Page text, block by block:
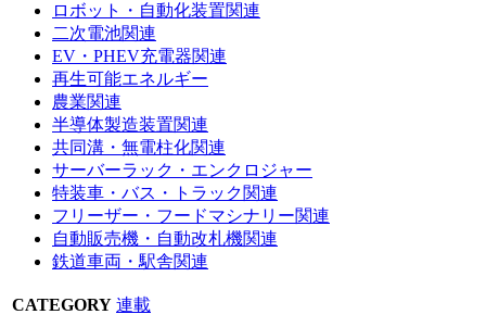
ロボット・自動化装置関連
二次電池関連
EV・PHEV充電器関連
再生可能エネルギー
農業関連
半導体製造装置関連
共同溝・無電柱化関連
サーバーラック・エンクロジャー
特装車・バス・トラック関連
フリーザー・フードマシナリー関連
自動販売機・自動改札機関連
鉄道車両・駅舎関連
CATEGORY 連載